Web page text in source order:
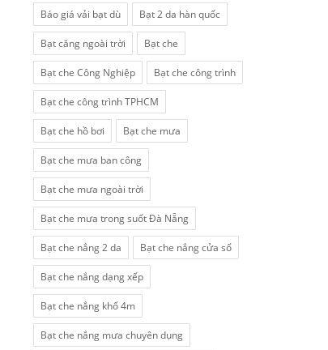
Báo giá vải bạt dù Bạt 2 da hàn quốc
Bạt căng ngoài trời Bạt che
Bạt che Công Nghiệp Bạt che công trình
Bạt che công trình TPHCM
Bạt che hồ bơi Bạt che mưa
Bạt che mưa ban công
Bạt che mưa ngoài trời
Bạt che mưa trong suốt Đà Nẵng
Bạt che nắng 2 da Bạt che nắng cửa sổ
Bạt che nắng dạng xếp
Bạt che nắng khổ 4m
Bạt che nắng mưa chuyên dụng